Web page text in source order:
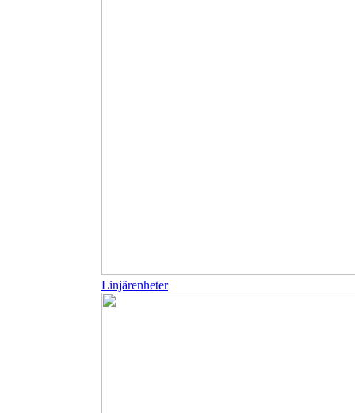
Linjärenheter